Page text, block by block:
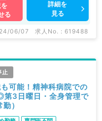
る
詳細を
見る
06/07 求人No. : 619488
止
可能！精神科病院での
3日曜日・全身管理で
）